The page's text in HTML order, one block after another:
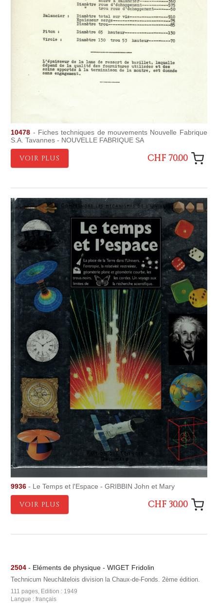
10478 - Fiches techniques de mouvements Nouvelle Fabrique
S.A. Tavannes - NOUVELLE FABRIQUE SA
VOIR PLUS CHF 70.00
9936 - Le Temps et l'Espace - GRIBBIN John et Mary
VOIR PLUS CHF 30.00
2504 - Eléments de physique - WIGET Fridolin
Technicum Neuchâtelois division la Chaux-de-Fonds. 2ème édition.
111 pages, Edition : 1949
Langue : français